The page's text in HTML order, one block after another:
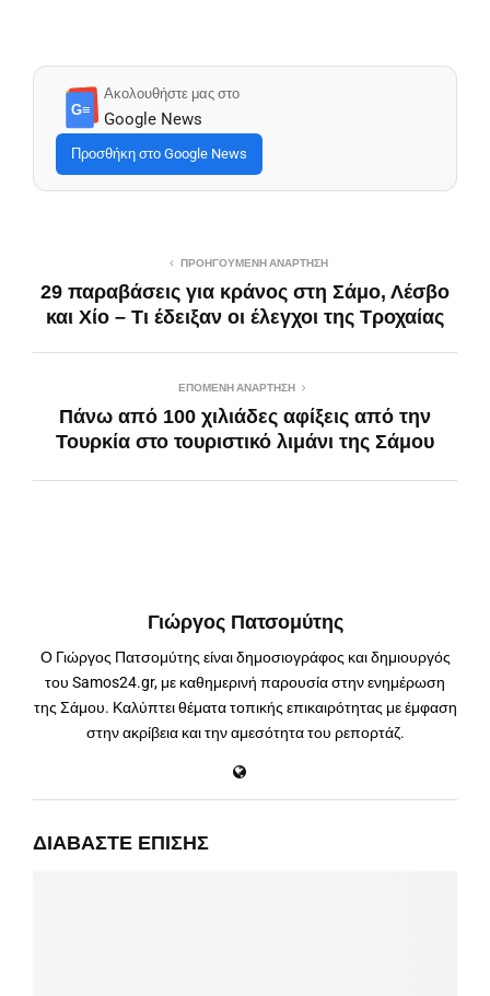
G≡
Ακολουθήστε μας στο
Google News
Προσθήκη στο Google News
ΠΡΟΗΓΟΎΜΕΝΗ ΑΝΆΡΤΗΣΗ
29 παραβάσεις για κράνος στη Σάμο, Λέσβο
και Χίο – Τι έδειξαν οι έλεγχοι της Τροχαίας
ΕΠΌΜΕΝΗ ΑΝΆΡΤΗΣΗ
Πάνω από 100 χιλιάδες αφίξεις από την
Τουρκία στο τουριστικό λιμάνι της Σάμου
Γιώργος Πατσομύτης
Ο Γιώργος Πατσομύτης είναι δημοσιογράφος και δημιουργός
του Samos24.gr, με καθημερινή παρουσία στην ενημέρωση
της Σάμου. Καλύπτει θέματα τοπικής επικαιρότητας με έμφαση
στην ακρίβεια και την αμεσότητα του ρεπορτάζ.
ΔΙΑΒΆΣΤΕ ΕΠΊΣΗΣ